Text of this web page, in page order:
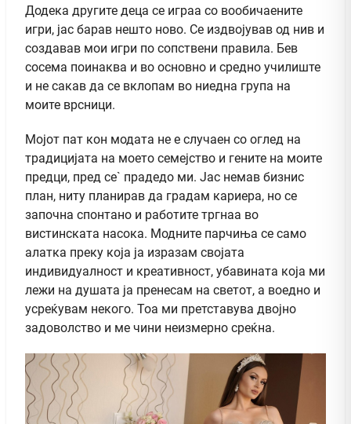
Додека другите деца се играа со вообичаените
игри, јас барав нешто ново. Се издвојував од нив и
создавав мои игри по сопствени правила. Бев
сосема поинаква и во основно и средно училиште
и не сакав да се вклопам во ниедна група на
моите врсници.
Мојот пат кон модата не е случаен со оглед на
традицијата на моето семејство и гените на моите
предци, пред се` прадедо ми. Јас немав бизнис
план, ниту планирав да градам кариера, но се
започна спонтано и работите тргнаа во
вистинската насока. Модните парчиња се само
алатка преку која ја изразам својата
индивидуалност и креативност, убавината која ми
лежи на душата ја пренесам на светот, а воедно и
усреќувам некого. Тоа ми претставува двојно
задоволство и ме чини неизмерно среќна.